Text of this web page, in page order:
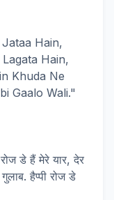
Hain,
Hain,
Khuda Ne
Gaalo Wali."
डे हैं मेरे यार, देर
हैप्पी रोज डे